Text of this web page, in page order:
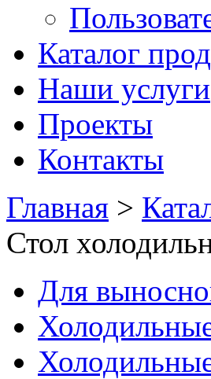
Каталог
Наши услуги
Проекты
Контакты
Главная >
Стол
Для